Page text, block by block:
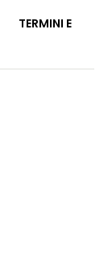
TERMINI E